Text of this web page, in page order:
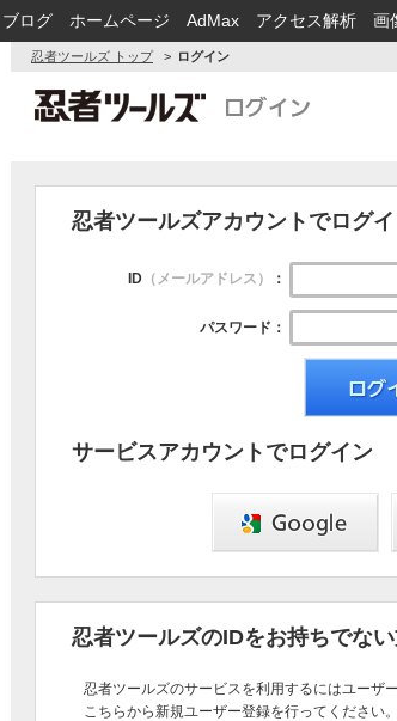
ブログ ホームページ AdMax アクセス解析 画
忍者ツールズ トップ ログイン
忍者ツールズアカウントでログ
ID （メールアドレス） ：
パスワード：
サービスアカウントでログイン
忍者ツールズのIDをお持ちでな
忍者ツールズのサービスを利用するにはユーザ
こちらから新規ユーザー登録を行ってください。